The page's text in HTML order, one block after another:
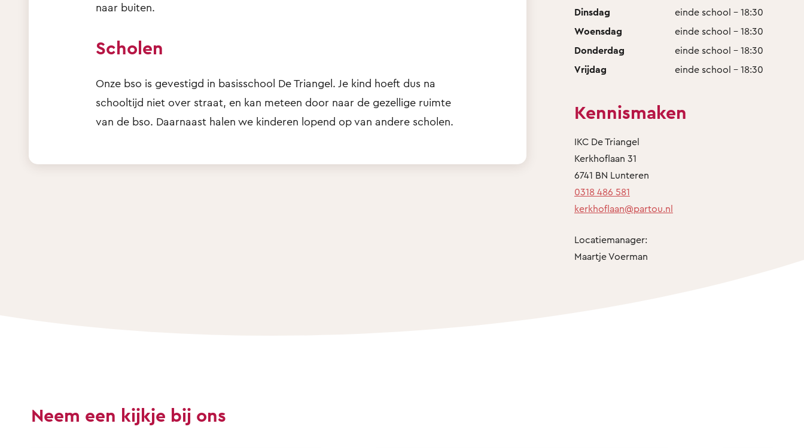
naar buiten.
Scholen
Onze bso is gevestigd in basisschool De Triangel. Je kind hoeft dus na
schooltijd niet over straat, en kan meteen door naar de gezellige ruimte
van de bso. Daarnaast halen we kinderen lopend op van andere scholen.
Dinsdag
einde school - 18:30
Woensdag
einde school - 18:30
Donderdag
einde school - 18:30
Vrijdag
einde school - 18:30
Kennismaken
IKC De Triangel
Kerkhoflaan 31
6741 BN Lunteren
0318 486 581
kerkhoflaan@partou.nl
Locatiemanager:
Maartje Voerman
Neem een kijkje bij ons